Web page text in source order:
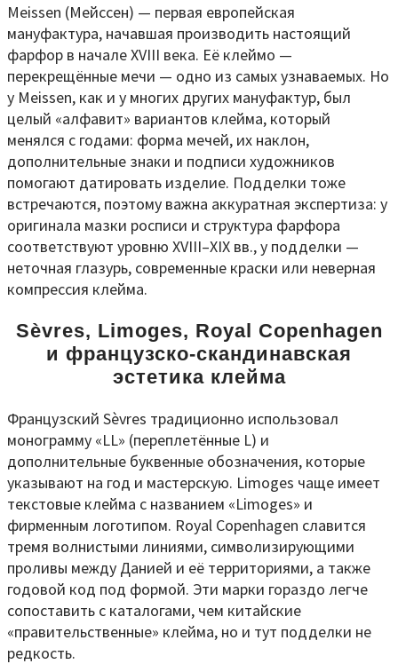
Meissen (Мейссен) — первая европейская
мануфактура, начавшая производить настоящий
фарфор в начале XVIII века. Её клеймо —
перекрещённые мечи — одно из самых узнаваемых. Но
у Meissen, как и у многих других мануфактур, был
целый «алфавит» вариантов клейма, который
менялся с годами: форма мечей, их наклон,
дополнительные знаки и подписи художников
помогают датировать изделие. Подделки тоже
встречаются, поэтому важна аккуратная экспертиза: у
оригинала мазки росписи и структура фарфора
соответствуют уровню XVIII–XIX вв., у подделки —
неточная глазурь, современные краски или неверная
компрессия клейма.
Sèvres, Limoges, Royal Copenhagen
и французско-скандинавская
эстетика клейма
Французский Sèvres традиционно использовал
монограмму «LL» (переплетённые L) и
дополнительные буквенные обозначения, которые
указывают на год и мастерскую. Limoges чаще имеет
текстовые клейма с названием «Limoges» и
фирменным логотипом. Royal Copenhagen славится
тремя волнистыми линиями, символизирующими
проливы между Данией и её территориями, а также
годовой код под формой. Эти марки гораздо легче
сопоставить с каталогами, чем китайские
«правительственные» клейма, но и тут подделки не
редкость.